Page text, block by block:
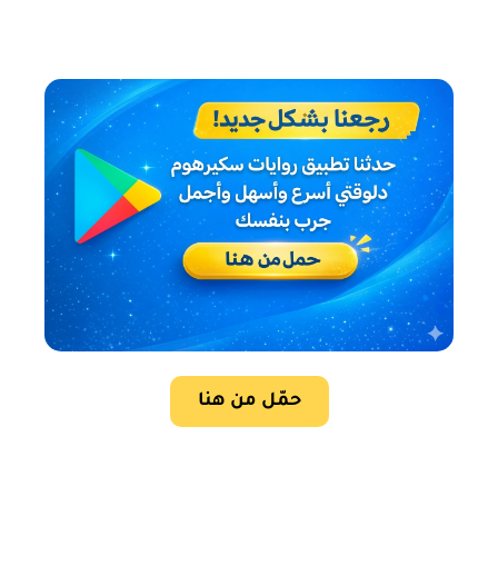
حمّل من هنا